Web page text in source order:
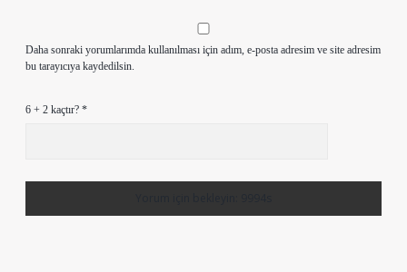
Daha sonraki yorumlarımda kullanılması için adım, e-posta adresim ve site adresim
bu tarayıcıya kaydedilsin.
6 + 2 kaçtır? *